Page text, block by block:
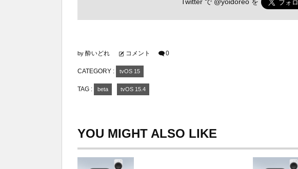
Twitter で @yoidoreo を
by 酔いどれ コメント 0
CATEGORY : tvOS 15
TAG : beta tvOS 15.4
YOU MIGHT ALSO LIKE